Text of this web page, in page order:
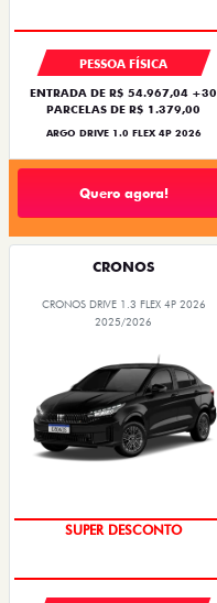
PESSOA FÍSICA
ENTRADA DE R$ 54.967,04 +30
PARCELAS DE R$ 1.379,00
ARGO DRIVE 1.0 FLEX 4P 2026
Quero agora!
CRONOS
CRONOS DRIVE 1.3 FLEX 4P 2026
2025/2026
BÔNUS DE ATÉ R$ 14 MIL